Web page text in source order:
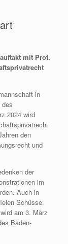
mit Prof.
in
2024 wird
den
und
der
im
Auch in
Schüsse.
am 3. März
Baden-